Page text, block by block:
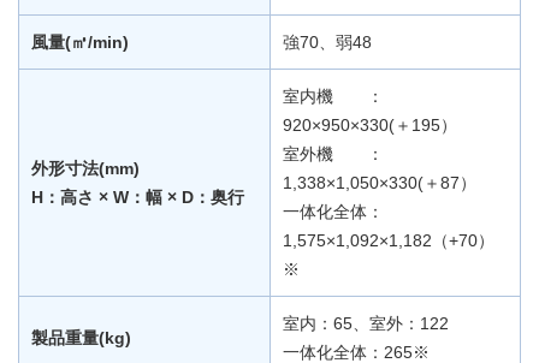
風量(㎥/min) 強70、弱48
外形寸法(mm)
H：高さ × W：幅 × D：奥行
室内機 ：
920×950×330(＋195）
室外機 ：
1,338×1,050×330(＋87）
一体化全体：
1,575×1,092×1,182（+70）
※
製品重量(kg)
室内：65、室外：122
一体化全体：265※